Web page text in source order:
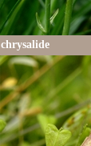
chrysalide